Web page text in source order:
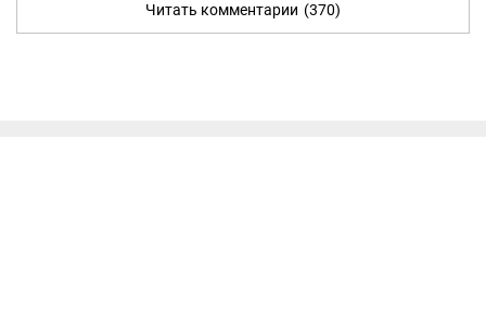
Читать комментарии (370)